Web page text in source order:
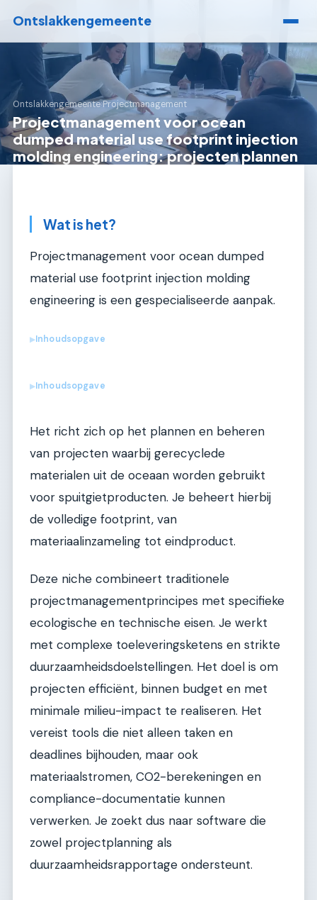
Ontslakkengemeente
Ontslakkengemeente›Projectmanagement
Projectmanagement voor ocean
dumped material use footprint injection
molding engineering: projecten plannen
Wat is het?
Projectmanagement voor ocean dumped
material use footprint injection molding
engineering is een gespecialiseerde aanpak.
▶Inhoudsopgave
▶Inhoudsopgave
Het richt zich op het plannen en beheren
van projecten waarbij gerecyclede
materialen uit de oceaan worden gebruikt
voor spuitgietproducten. Je beheert hierbij
de volledige footprint, van
materiaalinzameling tot eindproduct.
Deze niche combineert traditionele
projectmanagementprincipes met specifieke
ecologische en technische eisen. Je werkt
met complexe toeleveringsketens en strikte
duurzaamheidsdoelstellingen. Het doel is om
projecten efficiënt, binnen budget en met
minimale milieu-impact te realiseren. Het
vereist tools die niet alleen taken en
deadlines bijhouden, maar ook
materiaalstromen, CO2-berekeningen en
compliance-documentatie kunnen
verwerken. Je zoekt dus naar software die
zowel projectplanning als
duurzaamheidsrapportage ondersteunt.